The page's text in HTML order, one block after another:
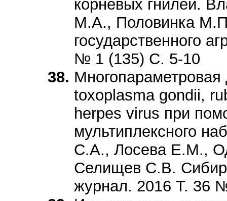
корневых гнилей.
М.А., Половинка
государственного
№ 1 (135) С. 5-10
Многопараметровая
toxoplasma gondii,
herpes virus при
мультиплексного
С.А., Лосева Е.М.,
Селищев С.В.
журнал. 2016 Т. 36